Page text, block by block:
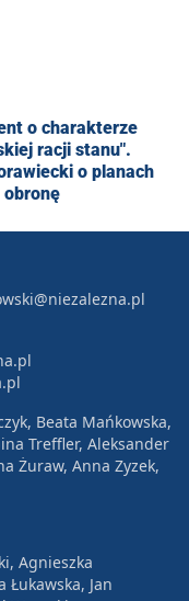
o charakterze
racji stanu".
o planach
obronę
Beata Mańkowska,
Treffler, Aleksander
Żuraw, Anna Zyzek,
Agnieszka
Łukawska, Jan